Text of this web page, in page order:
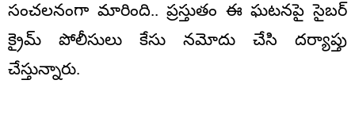
సంచలనంగా మారింది.. ప్రస్తుతం ఈ ఘటనపై సైబర్
క్రైమ్ పోలీసులు కేసు నమోదు చేసి దర్యాప్తు
చేస్తున్నారు.